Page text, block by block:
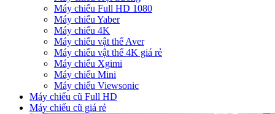
Máy chiếu Full HD 1080
Máy chiếu Yaber
Máy chiếu 4K
Máy chiếu vật thể Aver
Máy chiếu vật thể 4K giá rẻ
Máy chiếu Xgimi
Máy chiếu Mini
Máy chiếu Viewsonic
Máy chiếu cũ Full HD
Máy chiếu cũ giá rẻ